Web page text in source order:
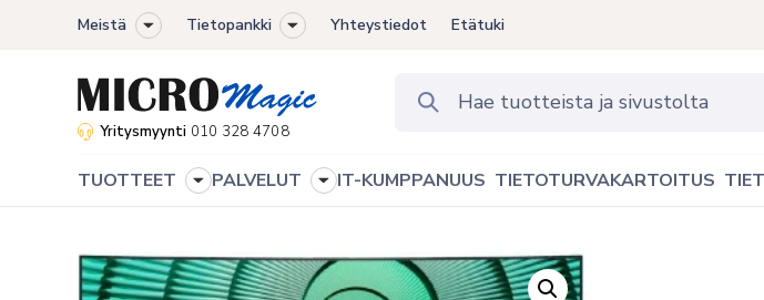
Meistä
Toggle
menu
Tietopankki
Toggle
menu
Yhteystiedot Etätuki
Yritysmyynti 010 328 4708
TUOTTEET
Toggle
menu
PALVELUT
Toggle
IT-KUMPPANUUS TIETOTURVAKARTOITUS